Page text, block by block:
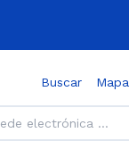
Buscar Mapa